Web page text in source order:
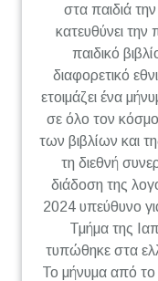
στα παιδιά
κατευθύνει
παιδικό
διαφορετικό
ετοιμάζει ένα
σε όλο τον
των βιβλίων και
τη διεθνή
διάδοση της
2024 υπεύθυνο
Τμήμα της
τυπώθηκε στα
Το μήνυμα από το